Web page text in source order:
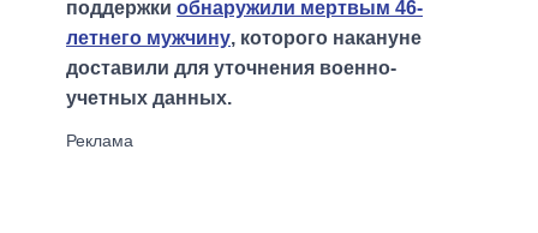
поддержки обнаружили мертвым 46-
летнего мужчину, которого накануне
доставили для уточнения военно-
учетных данных.